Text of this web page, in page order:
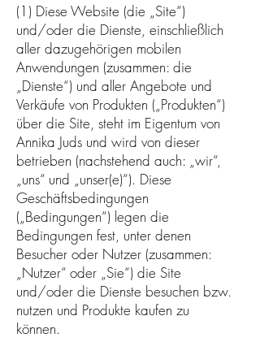
(1) Diese Website (die „Site“)
und/oder die Dienste, einschließlich
aller dazugehörigen mobilen
Anwendungen (zusammen: die
„Dienste“) und aller Angebote und
Verkäufe von Produkten („Produkten“)
über die Site, steht im Eigentum von
Annika Juds und wird von dieser
betrieben (nachstehend auch: „wir“,
„uns“ und „unser(e)“). Diese
Geschäftsbedingungen
(„Bedingungen“) legen die
Bedingungen fest, unter denen
Besucher oder Nutzer (zusammen:
„Nutzer“ oder „Sie“) die Site
und/oder die Dienste besuchen bzw.
nutzen und Produkte kaufen zu
können.